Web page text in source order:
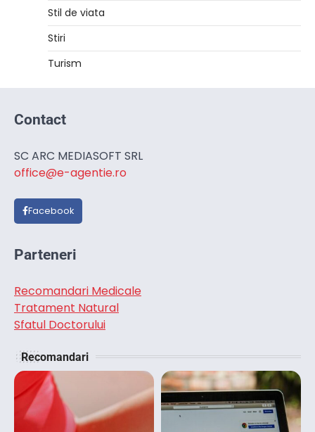
Stil de viata
Stiri
Turism
Contact
SC ARC MEDIASOFT SRL
office@e-agentie.ro
Facebook
Parteneri
Recomandari Medicale
Tratament Natural
Sfatul Doctorului
Recomandari